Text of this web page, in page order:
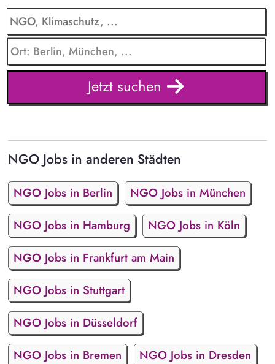
Jetzt suchen
NGO Jobs in anderen Städten
NGO Jobs in Berlin
NGO Jobs in München
NGO Jobs in Hamburg
NGO Jobs in Köln
NGO Jobs in Frankfurt am Main
NGO Jobs in Stuttgart
NGO Jobs in Düsseldorf
NGO Jobs in Bremen
NGO Jobs in Dresden